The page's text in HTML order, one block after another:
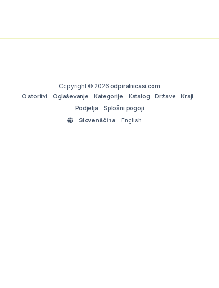
Copyright © 2026 odpiralnicasi.com
O storitvi
Oglaševanje Kategorije Katalog Države
Kraji
Podjetja
Splošni pogoji
Slovenščina
English